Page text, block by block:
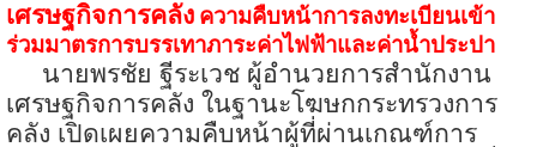
เศรษฐกิจการคลัง ความคืบหน้าการลงทะเบียนเข้า
ร่วมมาตรการบรรเทาภาระค่าไฟฟ้าและค่าน้ำประปา
นายพรชัย ฐีระเวช ผู้อำนวยการสำนักงาน
เศรษฐกิจการคลัง ในฐานะโฆษกกระทรวงการ
คลัง เปิดเผยความคืบหน้าผู้ที่ผ่านเกณฑ์การ